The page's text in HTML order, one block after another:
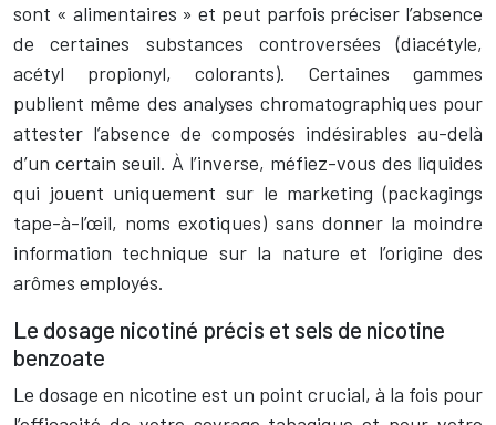
sont « alimentaires » et peut parfois préciser l’absence
de certaines substances controversées (diacétyle,
acétyl propionyl, colorants). Certaines gammes
publient même des analyses chromatographiques pour
attester l’absence de composés indésirables au-delà
d’un certain seuil. À l’inverse, méfiez-vous des liquides
qui jouent uniquement sur le marketing (packagings
tape-à-l’œil, noms exotiques) sans donner la moindre
information technique sur la nature et l’origine des
arômes employés.
Le dosage nicotiné précis et sels de nicotine
benzoate
Le dosage en nicotine est un point crucial, à la fois pour